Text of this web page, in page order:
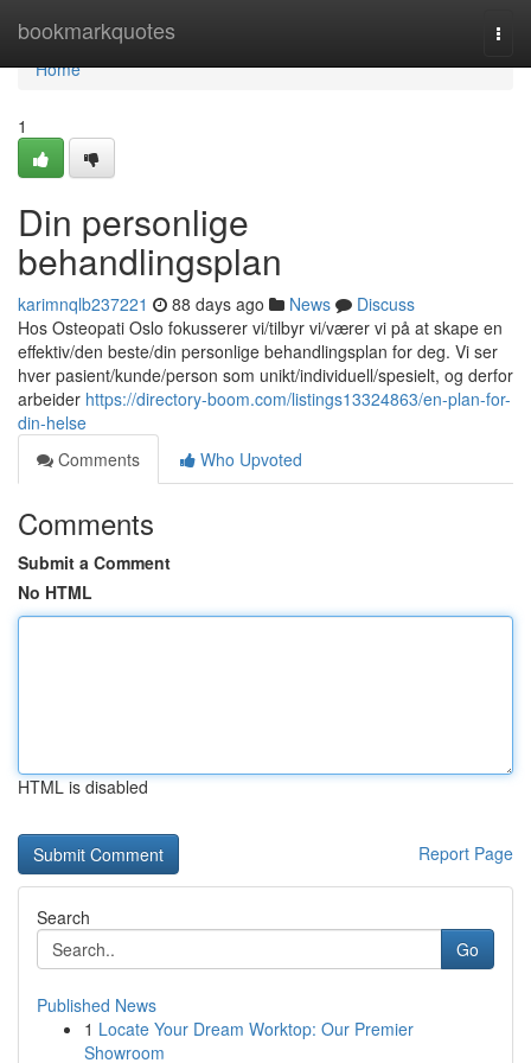
bookmarkquotes
Home
Home
1
Din personlige
behandlingsplan
karimnqlb237221 88 days ago News
Discuss
Hos Osteopati Oslo fokusserer vi/tilbyr vi/værer vi på at skape en
effektiv/den beste/din personlige behandlingsplan for deg. Vi ser
hver pasient/kunde/person som unikt/individuell/spesielt, og derfor
arbeider https://directory-boom.com/listings13324863/en-plan-for-
din-helse
Comments
Who Upvoted
Comments
Submit a Comment
No HTML
HTML is disabled
Report Page
Search
Go
Published News
1 Locate Your Dream Worktop: Our Premier
Showroom